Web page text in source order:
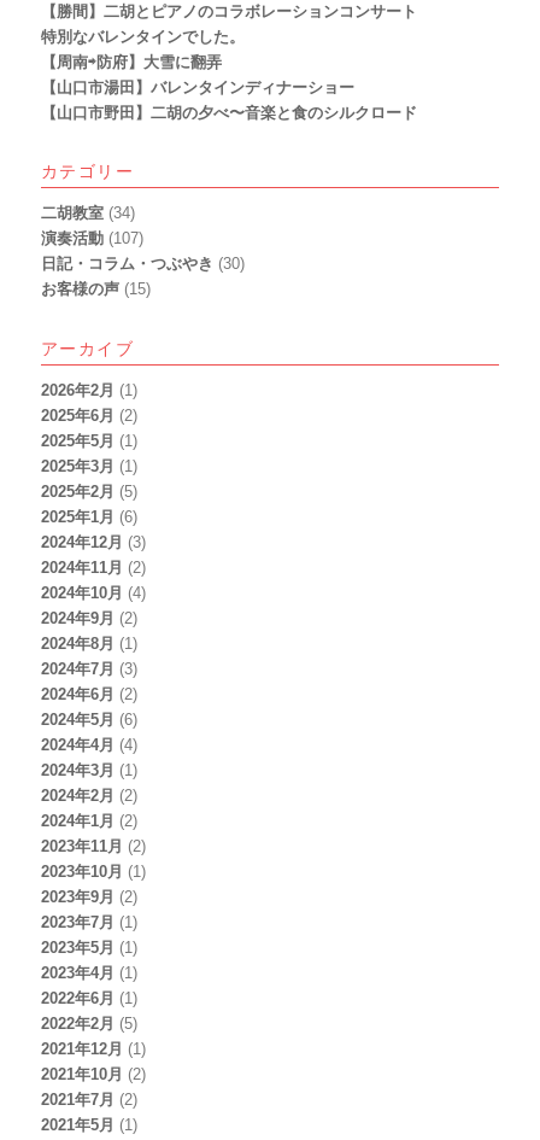
【勝間】二胡とピアノのコラボレーションコンサート
特別なバレンタインでした。
【周南⇨防府】大雪に翻弄
【山口市湯田】バレンタインディナーショー
【山口市野田】二胡の夕べ〜音楽と食のシルクロード
カテゴリー
二胡教室 (34)
演奏活動 (107)
日記・コラム・つぶやき (30)
お客様の声 (15)
アーカイブ
2026年2月 (1)
2025年6月 (2)
2025年5月 (1)
2025年3月 (1)
2025年2月 (5)
2025年1月 (6)
2024年12月 (3)
2024年11月 (2)
2024年10月 (4)
2024年9月 (2)
2024年8月 (1)
2024年7月 (3)
2024年6月 (2)
2024年5月 (6)
2024年4月 (4)
2024年3月 (1)
2024年2月 (2)
2024年1月 (2)
2023年11月 (2)
2023年10月 (1)
2023年9月 (2)
2023年7月 (1)
2023年5月 (1)
2023年4月 (1)
2022年6月 (1)
2022年2月 (5)
2021年12月 (1)
2021年10月 (2)
2021年7月 (2)
2021年5月 (1)